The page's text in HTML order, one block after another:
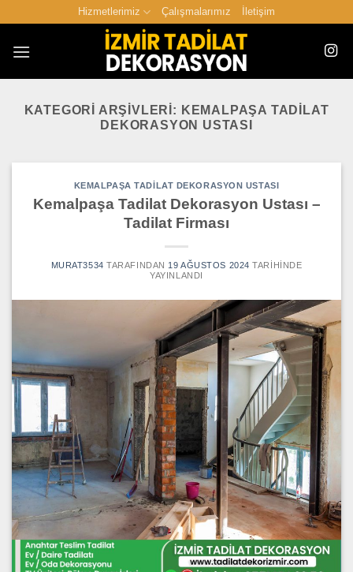
Hizmetlerimiz Çalışmalarımız İletişim
KATEGORI ARŞIVLERI: KEMALPAŞA TADILAT
DEKORASYON USTASI
KEMALPAŞA TADILAT DEKORASYON USTASI
Kemalpaşa Tadilat Dekorasyon Ustası –
Tadilat Firması
MURAT3534 TARAFINDAN 19 AĞUSTOS 2024 TARIHINDE
YAYINLANDI